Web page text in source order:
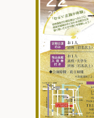
2026